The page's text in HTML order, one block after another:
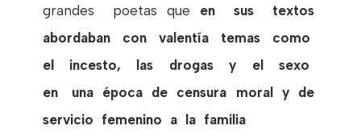
grandes poetas que en sus textos
abordaban con valentía temas como
el incesto, las drogas y el sexo
en una época de censura moral y de
servicio femenino a la familia